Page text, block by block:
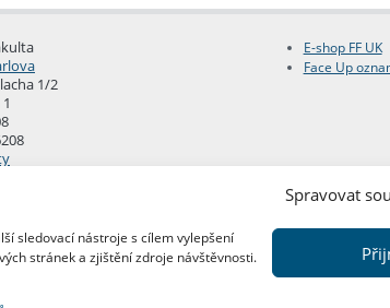
Spravovat
sledovací nástroje s cílem vylepšení
stránek a zjištění zdroje návštěvnosti.
1/2
E-shop FF UK
Face Up